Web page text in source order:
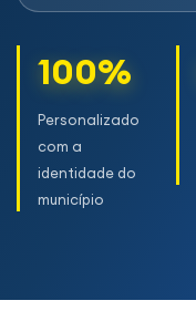
100%
Personalizado
com a
identidade do
município